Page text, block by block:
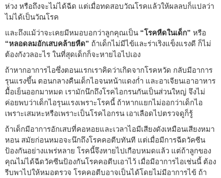
ห่วง หรือถึงจะไม่ได้ฉีด แต่เมื่อทดสอบวัณโรคแล้วให้ผลลบก็แปลว่า
ไม่ได้เป็นวัณโรค
และถึงแม้ว่าจะเคยมีหมอบอกว่าลูกคุณเป็น “โรคหืดในเด็ก” หรือ
“หลอดลมอักเสบคล้ายหืด” ถ้าเด็กไม่มีไข้และร่าเริงแข็งแรงดี ก็ไม่
ต้องกังวลอะไร ในที่สุดเด็กก็จะหายไอไปเอง
ถ้าหากอาการไอซึ่งตอนแรกเราคิดว่าเกิดจากโรคหวัด กลับมีอาการ
รุนแรงขึ้น ตอนกลางคืนเด็กไอจนหน้าแดงก่ำ และอาเจียนเอาอาหาร
มื้อเย็นออกมาหมด เรามักนึกถึงโรคไอกรนกันเป็นส่วนใหญ่ จึงไม่
ค่อยพบว่าเด็กไอรุนแรงเพราะโรคนี้ ถ้าหากแยกไม่ออกว่าเด็กไอ
เพราะเสมหะหรือเพราะเป็นโรคไอกรน เอาเลือดไปตรวจดูก็รู้
ถ้าเด็กมีอาการอักเสบที่คอหอยและเวลาไอมีเสียงดังเหมือนเสียงหมา
หอน สมัยก่อนหมอจะนึกถึงโรคคอตีบทันที แต่เมื่อมีการฉีดวัคซีน
ป้องกันอย่างแพร่หลาย โรคนี้จึงหายไปเกือบหมดแล้ว แต่ถ้าลูกของ
คุณไม่ได้ฉีดวัคซีนป้องกันโรคคอตีบเอาไว้ เมื่อมีอาการไอเช่นนี้ ต้อง
รีบพาไปให้หมอตรวจ โรคคอตีบอาจเป็นได้โดยไม่มีอาการไข้ ถ้า